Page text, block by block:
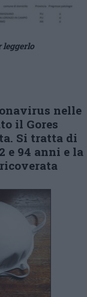
leggerlo
nelle
il Gores
Si tratta di
e 94 anni e la